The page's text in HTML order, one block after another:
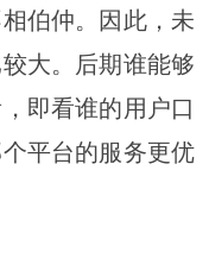
伯仲。因此，未
大。后期谁能够
即看谁的用户口
平台的服务更优